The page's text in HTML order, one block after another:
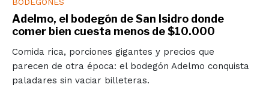
Adelmo, el bodegón de San Isidro donde
comer bien cuesta menos de $10.000
Comida rica, porciones gigantes y precios que
parecen de otra época: el bodegón Adelmo conquista
paladares sin vaciar billeteras.